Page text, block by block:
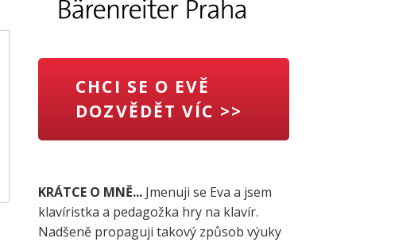
CHCI SE O EVĚ
DOZVĚDĚT VÍC >>
KRÁTCE O MNĚ... Jmenuji se Eva a jsem
klavíristka a pedagožka hry na klavír.
Nadšeně propaguji takový způsob výuky